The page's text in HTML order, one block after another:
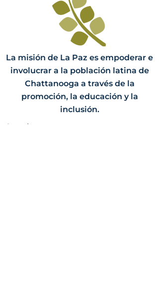
La misión de La Paz es empoderar e
involucrar a la población latina de
Chattanooga a través de la
promoción, la educación y la
inclusión.
Contáctenos: